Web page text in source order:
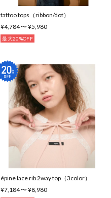
tattoo tops（ribbon/dot）
¥4,784 〜 ¥5,980
最大20%OFF
épine lace rib 2way top（3color）
¥7,184 〜 ¥8,980